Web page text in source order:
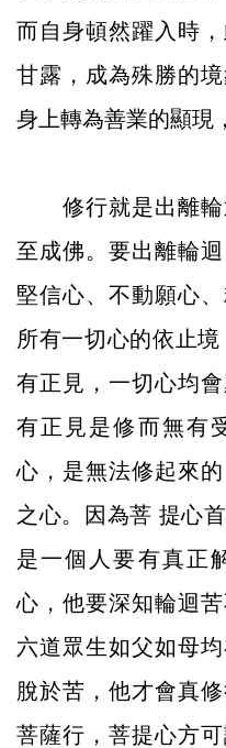
而自身頓然躍入時
甘露，成為殊勝的
身上轉為善業的顯現
修行就是出離輪
至成佛。要出離輪
堅信心、不動願心
所有一切心的依止
有正見，一切心均
有正見是修而無有
心，是無法修起來
之心。因為菩 提心
是一個人要有真正
心，他要深知輪迴
六道眾生如父如母
脫於苦，他才會真
菩薩行，菩提心方